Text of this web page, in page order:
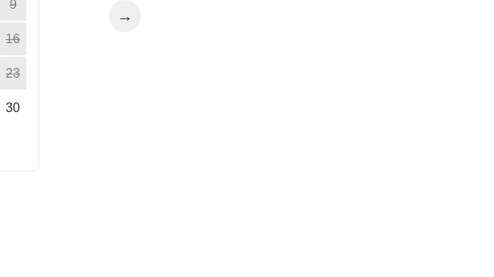
9
16
23
30
→